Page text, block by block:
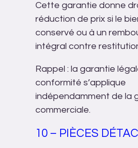
Cette garantie donne
réduction de prix si le
conservé ou à un
intégral contre
Rappel : la garantie
conformité s’applique
indépendamment de la
commerciale.
10 – PIÈCES